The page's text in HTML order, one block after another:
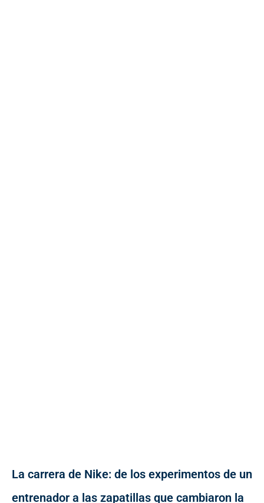
La carrera de Nike: de los experimentos de un
entrenador a las zapatillas que cambiaron la